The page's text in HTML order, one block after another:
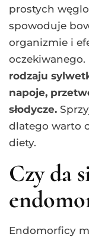
prostych
spowoduje
organizmie i
oczekiwanego.
rodzaju
napoje,
słodycze.
dlatego warto
diety.
Czy da
Endomorficy